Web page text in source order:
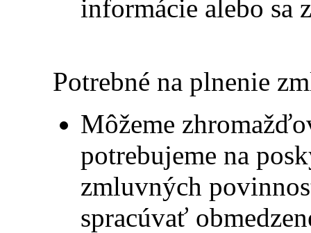
informácie alebo sa
Potrebné na plnenie
Môžeme
potrebujeme na
zmluvných
spracúvať